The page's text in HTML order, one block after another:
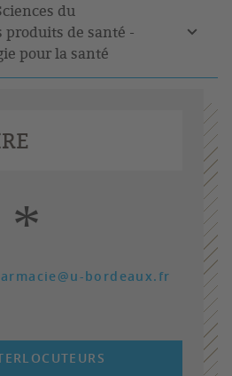
du
de santé -
pour la santé
*
bordeaux.fr